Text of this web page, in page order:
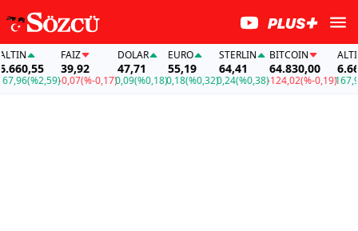
(%2,59)
FAİZ
39,92
-0,07(%-0,17)
DOLAR
47,71
0,09(%0,18)
EURO
55,19
0,18(%0,32)
STERLIN
64,41
0,24(%0,38)
BITCOIN
64.830,00
-124,02(%-0,19)
ALTIN
6.660,55
167,96